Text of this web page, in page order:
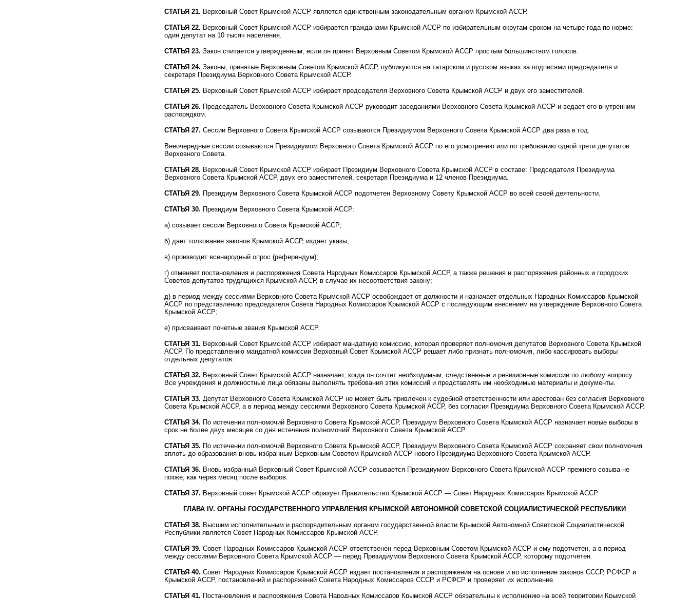
СТАТЬЯ 21. Верховный Совет Крымской АССР является единственным законодательным органом Крымской АССР.
СТАТЬЯ 22. Верховный Совет Крымской АССР избирается гражданами Крымской АССР по избирательным округам сроком на четыре года по норме:
один депутат на 10 тысяч населения.
СТАТЬЯ 23. Закон считается утвержденным, если он принят Верховным Советом Крымской АССР простым большинством голосов.
СТАТЬЯ 24. Законы, принятые Верховным Советом Крымской АССР, публикуются на татарском и русском языках за подписями председателя и
секретаря Президиума Верховного Совета Крымской АССР.
СТАТЬЯ 25. Верховный Совет Крымской АССР избирает председателя Верховного Совета Крымской АССР и двух его заместителей.
СТАТЬЯ 26. Председатель Верховного Совета Крымской АССР руководит заседаниями Верховного Совета Крымской АССР и ведает его внутренним
распорядком.
СТАТЬЯ 27. Сессии Верховного Совета Крымской АССР созываются Президиумом Верховного Совета Крымской АССР два раза в год.
Внеочередные сессии созываются Президиумом Верховного Совета Крымской АССР по его усмотрению или по требованию одной трети депутатов
Верховного Совета.
СТАТЬЯ 28. Верховный Совет Крымской АССР избирает Президиум Верховного Совета Крымской АССР в составе: Председателя Президиума
Верховного Совета Крымской АССР, двух его заместителей, секретаря Президиума и 12 членов Президиума.
СТАТЬЯ 29. Президиум Верховного Совета Крымской АССР подотчетен Верховному Совету Крымской АССР во всей своей деятельности.
СТАТЬЯ 30. Президиум Верховного Совета Крымской АССР:
а) созывает сессии Верховного Совета Крымской АССР;
б) дает толкование законов Крымской АССР, издает указы;
в) производит всенародный опрос (референдум);
г) отменяет постановления и распоряжения Совета Народных Комиссаров Крымской АССР, а также решения и распоряжения районных и городских
Советов депутатов трудящихся Крымской АССР, в случае их несоответствия закону;
д) в период между сессиями Верховного Совета Крымской АССР освобождает от должности и назначает отдельных Народных Комиссаров Крымской
АССР по представлению председателя Совета Народных Комиссаров Крымской АССР с последующим внесением на утверждение Верховного Совета
Крымской АССР;
е) присваивает почетные звания Крымской АССР.
СТАТЬЯ 31. Верховный Совет Крымской АССР избирает мандатную комиссию, которая проверяет полномочия депутатов Верховного Совета Крымской
АССР. По представлению мандатной комиссии Верховный Совет Крымской АССР решает либо признать полномочия, либо кассировать выборы
отдельных депутатов.
СТАТЬЯ 32. Верховный Совет Крымской АССР назначает, когда он сочтет необходимым, следственные и ревизионные комиссии по любому вопросу.
Все учреждения и должностные лица обязаны выполнять требования этих комиссий и представлять им необходимые материалы и документы.
СТАТЬЯ 33. Депутат Верховного Совета Крымской АССР не может быть привлечен к судебной ответственности или арестован без согласия Верховного
Совета Крымской АССР, а в период между сессиями Верховного Совета Крымской АССР, без согласия Президиума Верховного Совета Крымской АССР.
СТАТЬЯ 34. По истечении полномочий Верховного Совета Крымской АССР, Президиум Верховного Совета Крымской АССР назначает новые выборы в
срок не более двух месяцев со дня истечения полномочий' Верховного Совета Крымской АССР.
СТАТЬЯ 35. По истечении полномочий Верховного Совета Крымской АССР, Президиум Верховного Совета Крымской АССР сохраняет свои полномочия
вплоть до образования вновь избранным Верховным Советом Крымской АССР нового Президиума Верховного Совета Крымской АССР.
СТАТЬЯ 36. Вновь избранный Верховный Совет Крымской АССР созывается Президиумом Верховного Совета Крымской АССР прежнего созыва не
позже, как через месяц после выборов.
СТАТЬЯ 37. Верховный совет Крымской АССР образует Правительство Крымской АССР — Совет Народных Комиссаров Крымской АССР.
ГЛАВА IV. ОРГАНЫ ГОСУДАРСТВЕННОГО УПРАВЛЕНИЯ КРЫМСКОЙ АВТОНОМНОЙ СОВЕТСКОЙ СОЦИАЛИСТИЧЕСКОЙ РЕСПУБЛИКИ
СТАТЬЯ 38. Высшим исполнительным и распорядительным органом государственной власти Крымской Автономной Советской Социалистической
Республики является Совет Народных Комиссаров Крымской АССР.
СТАТЬЯ 39. Совет Народных Комиссаров Крымской АССР ответственен перед Верховным Советом Крымской АССР и ему подотчетен, а в период
между сессиями Верховного Совета Крымской АССР — перед Президиумом Верховного Совета Крымской АССР, которому подотчетен.
СТАТЬЯ 40. Совет Народных Комиссаров Крымской АССР издает постановления и распоряжения на основе и во исполнение законов СССР, РСФСР и
Крымской АССР, постановлений и распоряжений Совета Народных Комиссаров СССР и РСФСР и проверяет их исполнение.
СТАТЬЯ 41. Постановления и распоряжения Совета Народных Комиссаров Крымской АССР обязательны к исполнению на всей территории Крымской